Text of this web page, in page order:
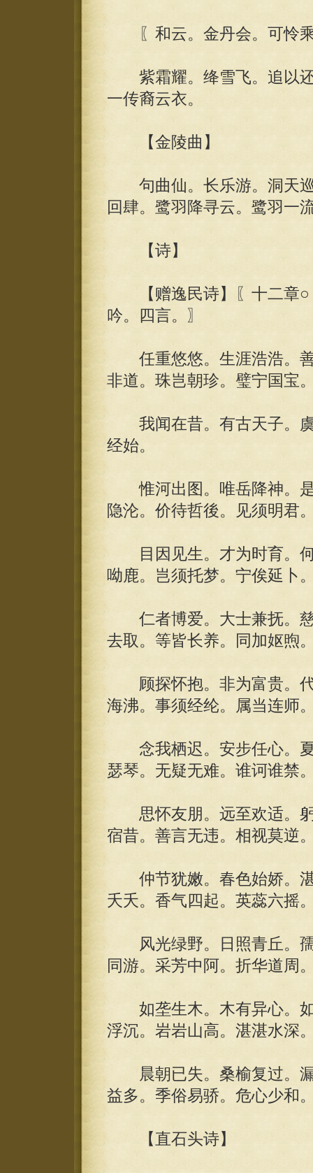
〖和云。金丹会。可怜
紫霜耀。绛雪飞。追以还
一传裔云衣。
【金陵曲】
句曲仙。长乐游。洞天巡
回肆。鹭羽降寻云。鹭羽一
【诗】
【赠逸民诗】〖十二章○
吟。四言。〗
任重悠悠。生涯浩浩。善
非道。珠岂朝珍。璧宁国宝
我闻在昔。有古天子。虞
经始。
惟河出图。唯岳降神。是
隐沦。价待哲後。见须明君
目因见生。才为时育。何
呦鹿。岂须托梦。宁俟延卜
仁者博爱。大士兼抚。慈
去取。等皆长养。同加妪煦
顾探怀抱。非为富贵。代
海沸。事须经纶。属当连师
念我栖迟。安步任心。夏
瑟琴。无疑无难。谁诃谁禁
思怀友朋。远至欢适。躬
宿昔。善言无违。相视莫逆
仲节犹嫩。春色始娇。湛
夭夭。香气四起。英蕊六摇
风光绿野。日照青丘。孺
同游。采芳中阿。折华道周
如垄生木。木有异心。如
浮沉。岩岩山高。湛湛水深
晨朝已失。桑榆复过。漏
益多。季俗易骄。危心少和
【直石头诗】